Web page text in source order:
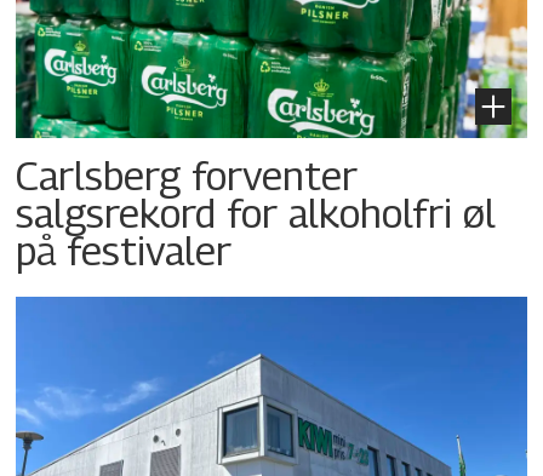
Carlsberg forventer
salgsrekord for alkoholfri øl
på festivaler